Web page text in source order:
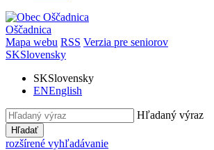
Oščadnica
Mapa webu RSS Verzia pre seniorov
SKSlovensky
SKSlovensky
ENEnglish
Hľadaný výraz
Hľadať
rozšírené vyhľadávanie